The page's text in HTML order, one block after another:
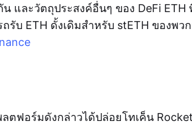
น และวัตถุประสงค์อื่นๆ ของ DeFi ETH
รับ ETH ดั้งเดิมสำหรับ stETH ของพว
ตฟอร์มดังกล่าวได้ปล่อยโทเค็น